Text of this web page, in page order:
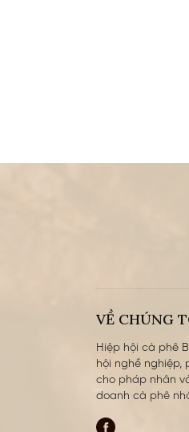
VỀ CHÚNG
Hiệp hội cà phê
hội nghề nghiệp, phi
cho pháp nhân
doanh cà phê
được thành lập